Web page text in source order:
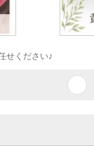
せください♪